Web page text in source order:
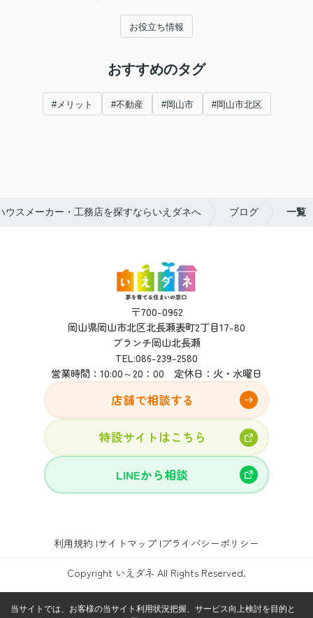
お役立ち情報
おすすめのタグ
#メリット #不動産 #岡山市 #岡山市北区
ウスメーカー・工務店を探すならいえダネへ ブログ 一覧
〒700-0962
岡山県岡山市北区北長瀬表町2丁目17-80
ブランチ岡山北長瀬
TEL:086-239-2580
営業時間：10:00～20：00 定休日：火・水曜日
店舗で相談する
特設サイトはこちら
LINEから相談
利用規約 サイトマップ プライバシーポリシー
Copyright いえダネ All Rights Reserved.
当サイトでは、お客様の当サイト利用状況把握、サービス向上検討を目的と